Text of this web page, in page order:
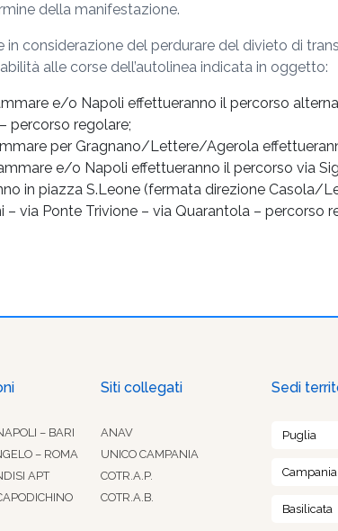
della manifestazione.
considerazione del perdurare del divieto di
alle corse dell’autolinea indicata in oggetto:
e/o Napoli effettueranno il percorso
percorso regolare;
per Gragnano/Lettere/Agerola
e/o Napoli effettueranno il percorso via
in piazza S.Leone (fermata direzione Casola/
– via Ponte Trivione – via Quarantola – percorso
– BARI
– ROMA
APT
Siti collegati
ANAV
UNICO CAMPANIA
COTR.A.P.
COTR.A.B.
Sedi
Puglia
Campania
Basilicata